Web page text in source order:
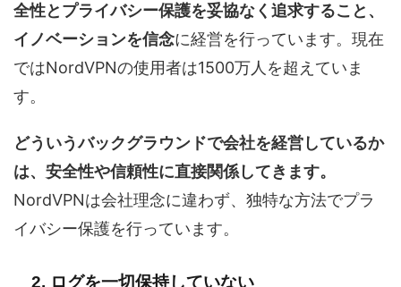
全性とプライバシー保護を妥協なく追求すること、
イノベーションを信念に経営を行っています。現在
ではNordVPNの使用者は1500万人を超えていま
す。
どういうバックグラウンドで会社を経営しているか
は、安全性や信頼性に直接関係してきます。
NordVPNは会社理念に違わず、独特な方法でプラ
イバシー保護を行っています。
2. ログを一切保持していない